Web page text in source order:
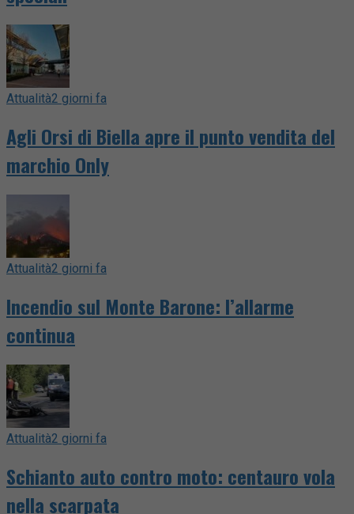
Attualità2 giorni fa
Agli Orsi di Biella apre il punto vendita del
marchio Only
Attualità2 giorni fa
Incendio sul Monte Barone: l’allarme
continua
Attualità2 giorni fa
Schianto auto contro moto: centauro vola
nella scarpata